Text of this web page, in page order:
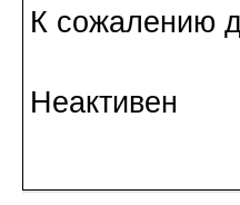
К сожалению
Неактивен